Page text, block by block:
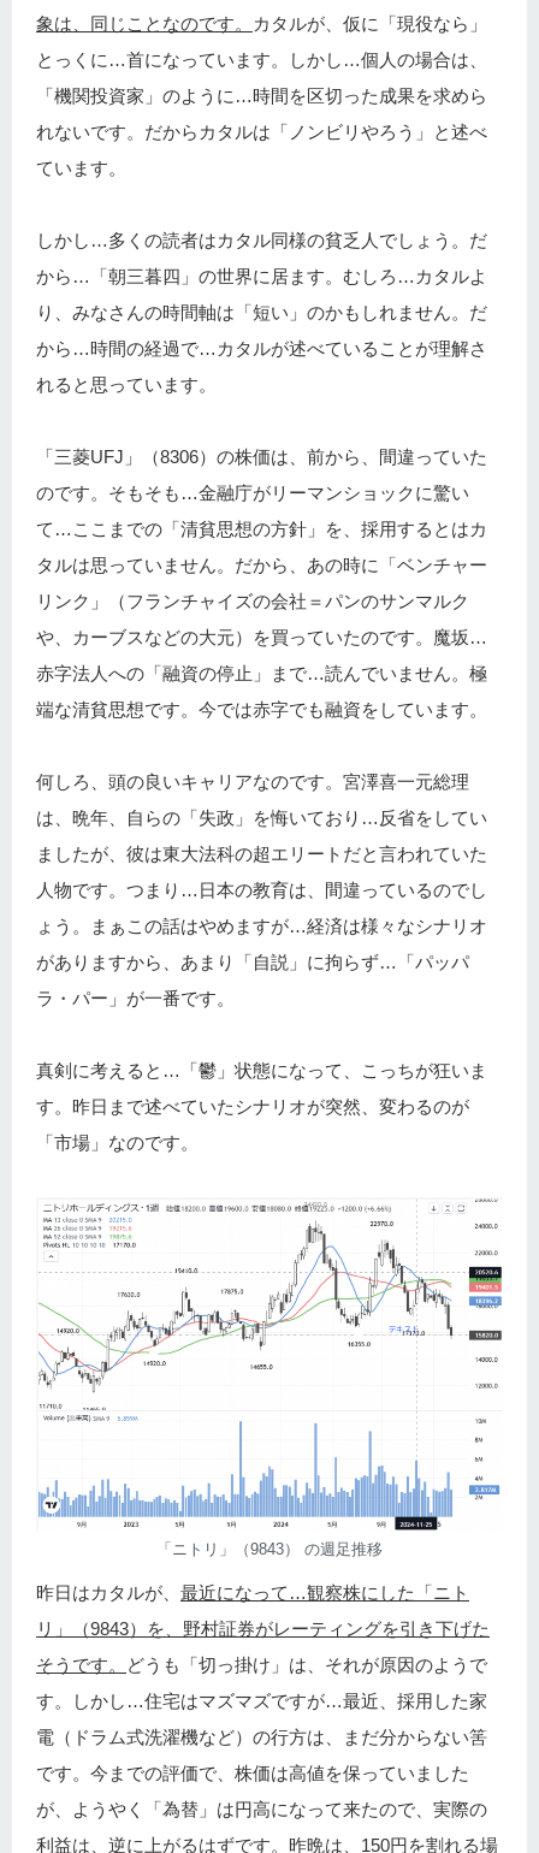
象は、同じことなのです。
カタルが、仮に「現役なら」
とっくに…首になっています。しかし…個人の場合は、
「機関投資家」のように…時間を区切った成果を求めら
れないです。だからカタルは「ノンビリやろう」と述べ
ています。
しかし…多くの読者はカタル同様の貧乏人でしょう。だ
から…「朝三暮四」の世界に居ます。むしろ…カタルよ
り、みなさんの時間軸は「短い」のかもしれません。だ
から…時間の経過で…カタルが述べていることが理解さ
れると思っています。
「三菱UFJ」（8306）の株価は、前から、間違っていた
のです。そもそも…金融庁がリーマンショックに驚い
て…ここまでの「清貧思想の方針」を、採用するとはカ
タルは思っていません。だから、あの時に「ベンチャー
リンク」（フランチャイズの会社＝パンのサンマルク
や、カーブスなどの大元）を買っていたのです。魔坂…
赤字法人への「融資の停止」まで…読んでいません。極
端な清貧思想です。今では赤字でも融資をしています。
何しろ、頭の良いキャリアなのです。宮澤喜一元総理
は、晩年、自らの「失政」を悔いており…反省をしてい
ましたが、彼は東大法科の超エリートだと言われていた
人物です。つまり…日本の教育は、間違っているのでし
ょう。まぁこの話はやめますが…経済は様々なシナリオ
がありますから、あまり「自説」に拘らず…「パッパ
ラ・パー」が一番です。
真剣に考えると…「鬱」状態になって、こっちが狂いま
す。昨日まで述べていたシナリオが突然、変わるのが
「市場」なのです。
「ニトリ」（9843） の週足推移
昨日はカタルが、 最近になって…観察株にした「ニト
リ」（9843）を、野村証券がレーティングを引き下げた
そうです。
どうも「切っ掛け」は、それが原因のようで
す。しかし…住宅はマズマズですが…最近、採用した家
電（ドラム式洗濯機など）の行方は、まだ分からない筈
です。今までの評価で、株価は高値を保っていました
が、ようやく「為替」は円高になって来たので、実際の
利益は、逆に上がるはずです。昨晩は、150円を割れる場